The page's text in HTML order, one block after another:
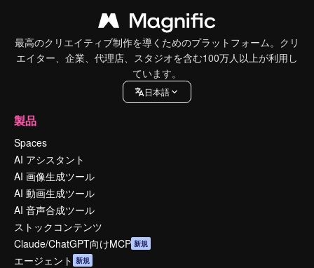
最高のクリエイティブ制作を導くためのプラットフォーム。クリ
エイター、企業、代理店、スタジオを含む100万人以上が利用し
ています。
日本語
製品
Spaces
AI アシスタント
AI 画像生成ツール
AI 動画生成ツール
AI 音声合成ツール
ストックコンテンツ
Claude/ChatGPT向けMCP 新規
エージェント 新規